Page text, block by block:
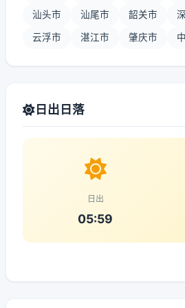
汕头市 汕尾市 韶关市
云浮市 湛江市 肇庆市
日出日落
日出
05:59